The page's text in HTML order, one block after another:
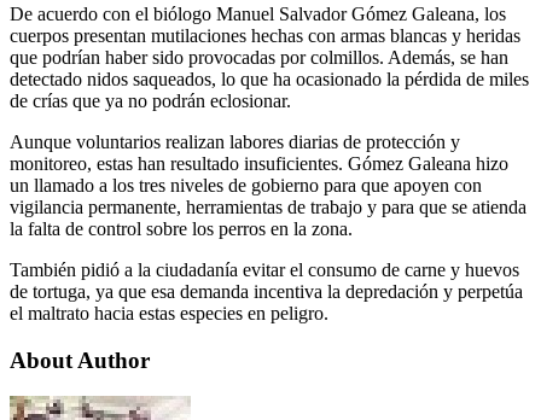
De acuerdo con el biólogo Manuel Salvador Gómez Galeana, los
cuerpos presentan mutilaciones hechas con armas blancas y heridas
que podrían haber sido provocadas por colmillos. Además, se han
detectado nidos saqueados, lo que ha ocasionado la pérdida de miles
de crías que ya no podrán eclosionar.
Aunque voluntarios realizan labores diarias de protección y
monitoreo, estas han resultado insuficientes. Gómez Galeana hizo
un llamado a los tres niveles de gobierno para que apoyen con
vigilancia permanente, herramientas de trabajo y para que se atienda
la falta de control sobre los perros en la zona.
También pidió a la ciudadanía evitar el consumo de carne y huevos
de tortuga, ya que esa demanda incentiva la depredación y perpetúa
el maltrato hacia estas especies en peligro.
About Author